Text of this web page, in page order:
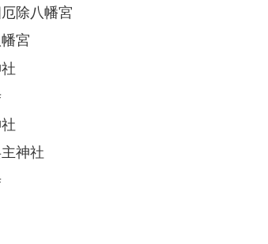
除八幡宮
宮
神社